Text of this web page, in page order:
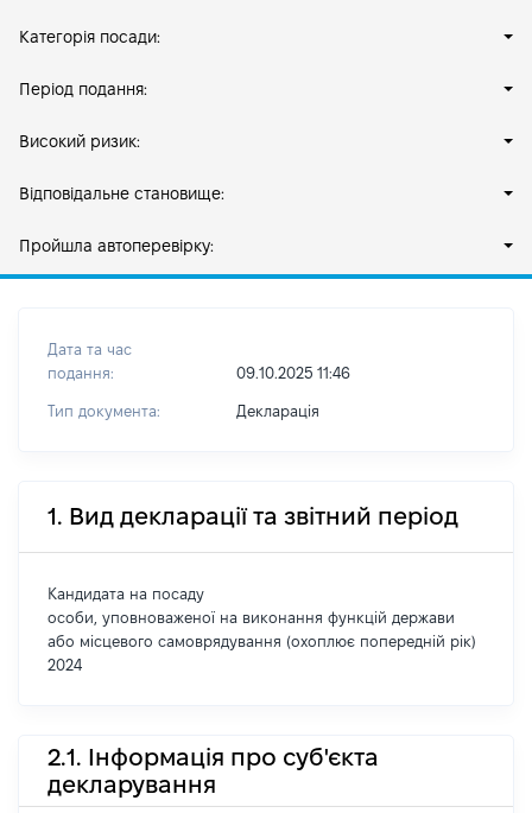
Категорія посади:
Період подання:
Високий ризик:
Відповідальне становище:
Пройшла автоперевірку:
Дата та час
подання:
09.10.2025 11:46
Тип документа: Декларація
1. Вид декларації та звітний період
Кандидата на посаду
особи, уповноваженої на виконання функцій держави
або місцевого самоврядування (охоплює попередній рік)
2024
2.1. Інформація про суб'єкта
декларування